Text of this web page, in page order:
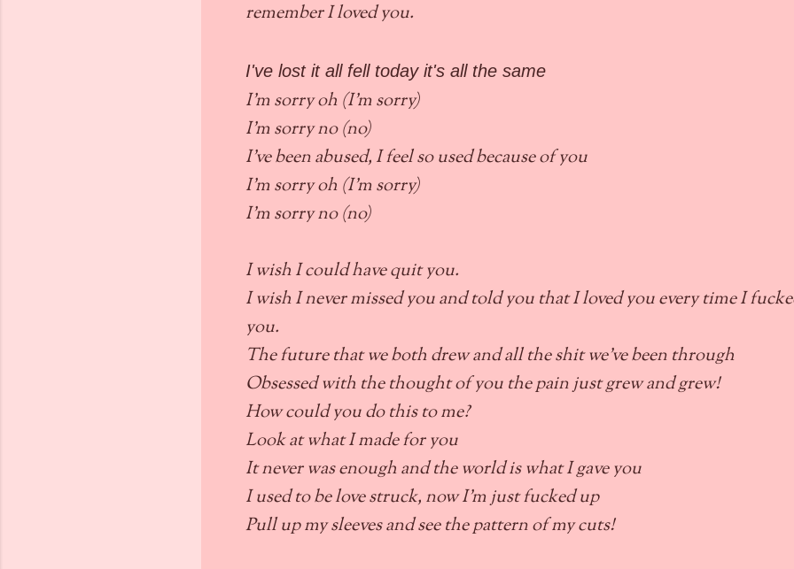
remember I loved you.
I've lost it all fell today it's all the same
I'm sorry oh (I'm sorry)
I'm sorry no (no)
I've been abused, I feel so used because of you
I'm sorry oh (I'm sorry)
I'm sorry no (no)
I wish I could have quit you.
I wish I never missed you and told you that I loved you every time I
you.
The future that we both drew and all the shit we've been through
Obsessed with the thought of you the pain just grew and grew!
How could you do this to me?
Look at what I made for you
It never was enough and the world is what I gave you
I used to be love struck, now I'm just fucked up
Pull up my sleeves and see the pattern of my cuts!